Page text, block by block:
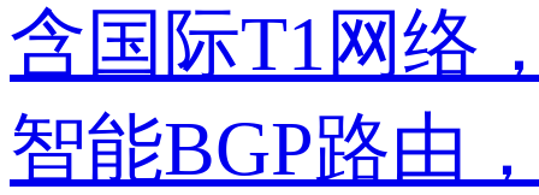
含国际T1网络
智能BGP路由